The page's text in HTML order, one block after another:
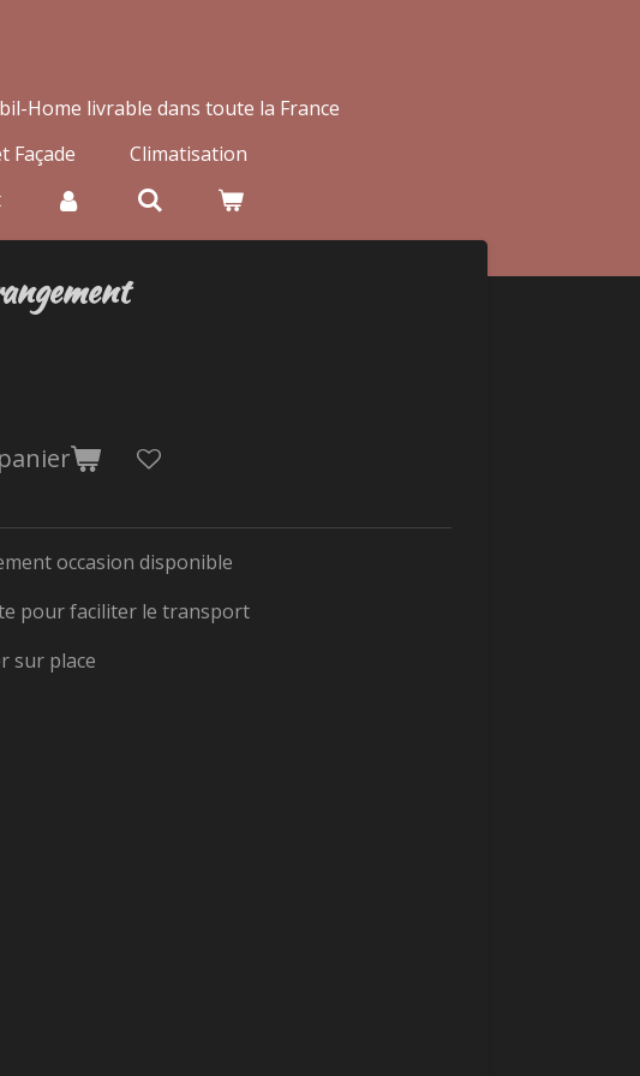
Home livrable dans toute la France
Façade
Climatisation
occasion disponible
pour faciliter le transport
sur place